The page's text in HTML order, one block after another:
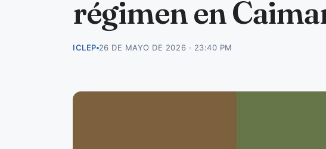
régimen en
ICLEP 26 DE MAYO DE 2026 · 23:40 PM